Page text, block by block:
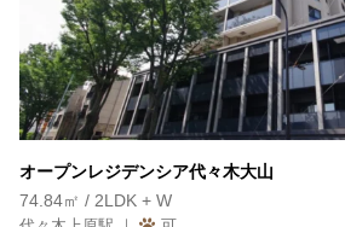
オープンレジデンシア代々木大山
74.84㎡ / 2LDK + W